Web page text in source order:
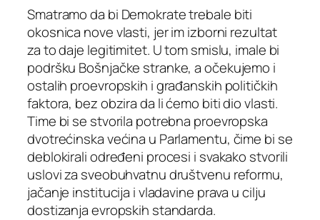
Smatramo da bi Demokrate trebale biti
okosnica nove vlasti, jer im izborni rezultat
za to daje legitimitet. U tom smislu, imale bi
podršku Bošnjačke stranke, a očekujemo i
ostalih proevropskih i građanskih političkih
faktora, bez obzira da li ćemo biti dio vlasti.
Time bi se stvorila potrebna proevropska
dvotrećinska većina u Parlamentu, čime bi se
deblokirali određeni procesi i svakako stvorili
uslovi za sveobuhvatnu društvenu reformu,
jačanje institucija i vladavine prava u cilju
dostizanja evropskih standarda.